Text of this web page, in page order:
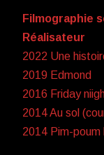
Filmographie
Réalisateur
2022 Une
2019 Edmond
2016 Friday
2014 Au sol
2014 Pim-